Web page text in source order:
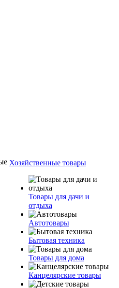
Хозяйственные товары
Товары для дачи и
отдыха
Автотовары
Бытовая техника
Товары для дома
Канцелярские товары